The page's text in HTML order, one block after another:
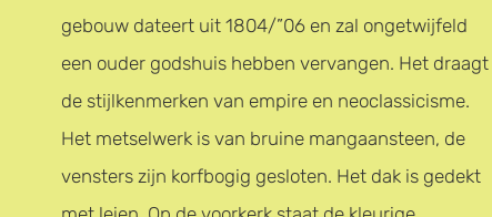
gebouw dateert uit 1804/”06 en zal ongetwijfeld
een ouder godshuis hebben vervangen. Het draagt
de stijlkenmerken van empire en neoclassicisme.
Het metselwerk is van bruine mangaansteen, de
vensters zijn korfbogig gesloten. Het dak is gedekt